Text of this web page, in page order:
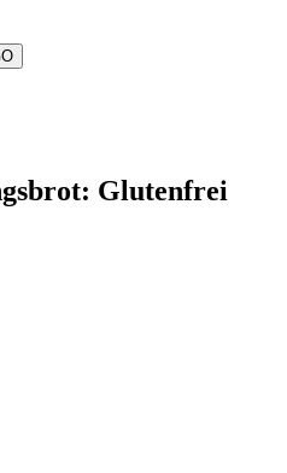
Glutenfrei